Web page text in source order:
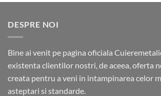
DESPRE NOI
Bine ai venit pe pagina oficiala
existenta clientilor nostri, de aceea, oferta
creata pentru a veni in intampinarea celor
asteptari si standarde.